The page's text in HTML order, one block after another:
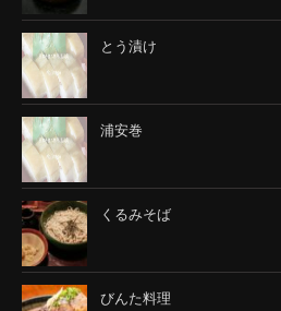
とう漬け
浦安巻
くるみそば
びんた料理